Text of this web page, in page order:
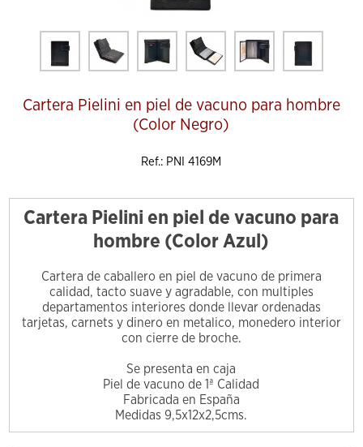
Cartera Pielini en piel de vacuno para hombre
(Color Negro)
Ref.: PNI 4169M
Cartera Pielini en piel de vacuno para
hombre (Color Azul)
Cartera de caballero en piel de vacuno de primera
calidad, tacto suave y agradable, con multiples
departamentos interiores donde llevar ordenadas
tarjetas, carnets y dinero en metalico, monedero interior
con cierre de broche.
Se presenta en caja
Piel de vacuno de 1ª Calidad
Fabricada en España
Medidas 9,5x12x2,5cms.